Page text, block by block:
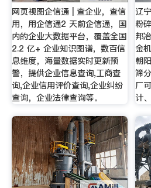
网页视图企信通 | 查企业，查信
用，用企信通2 天前企信通，国
内的企业大数据平台，覆盖全国
2.2 亿+ 企业知识图谱，数百信
息维度，海量数据实时更新预
警，提供企业信息查询,工商查
询,企业信用评价查询,企业纠纷
查询，企业法律查询等。
辽
粉
邦
金
朝
筛
厂
计